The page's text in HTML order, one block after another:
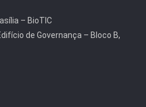
– BioTIC
de Governança – Bloco B,